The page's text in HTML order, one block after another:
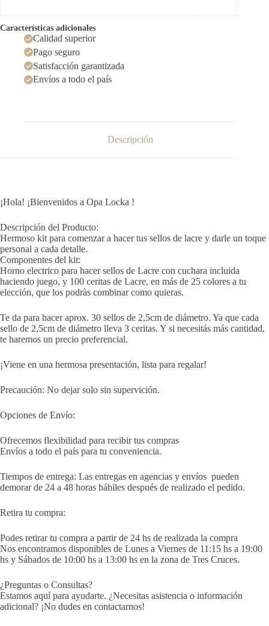
Características adicionales
Calidad superior
Pago seguro
Satisfacción garantizada
Envíos a todo el país
Descripción
¡Hola! ¡Bienvenidos a Opa Locka !
Descripción del Producto:
Hermoso kit para comenzar a hacer tus sellos de lacre y darle un toque
personal a cada detalle.
Componentes del kit:
Horno electrico para hacer sellos de Lacre con cuchara incluida
haciendo juego, y 100 ceritas de Lacre, en más de 25 colores a tu
elección, que los podràs combinar como quieras.
Te da para hacer aprox. 30 sellos de 2,5cm de diámetro. Ya que cada
sello de 2,5cm de diámetro lleva 3 ceritas. Y si necesitás más cantidad,
te haremos un precio preferencial.
¡Viene en una hermosa presentación, lista para regalar!
Precaución: No dejar solo sin supervición.
Opciones de Envío:
Ofrecemos flexibilidad para recibir tus compras
Envíos a todo el país para tu conveniencia.
Tiempos de entrega: Las entregas en agencias y envíos pueden
demorar de 24 a 48 horas hábiles después de realizado el pedido.
Retira tu compra:
Podes retirar tu compra a partir de 24 hs de realizada la compra
Nos encontramos disponibles de Lunes a Viernes de 11:15 hs a 19:00
hs y Sábados de 10:00 hs a 13:00 hs en la zona de Tres Cruces.
¿Preguntas o Consultas?
Estamos aquí para ayudarte. ¿Necesitas asistencia o información
adicional? ¡No dudes en contactarnos!